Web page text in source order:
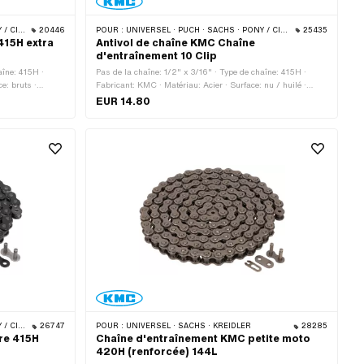
BYE BIKE 20446
extra
415H ·
bruts ·
de roulement:
POUR : UNIVERSEL · PUCH · SACHS · PONY / CILO (BÊTA 521 & 512) · ZÜNDAPP BELMONDO · TOMOS · BYE BIKE 25435
Antivol de chaîne KMC Chaîne
d'entraînement 10 Clip
Pas de la chaîne: 1/2" x 3/16" · Type de chaîne: 415H ·
Fabricant: KMC · Matériau: Acier · Surface: nu / huilé ·
Couleur: gris · Nombre de maillons: 10 pcs · Type de
EUR 14.80
BYE BIKE 26747
415H
POUR : UNIVERSEL · SACHS · KREIDLER 28285
Chaîne d'entraînement KMC petite moto
420H (renforcée) 144L